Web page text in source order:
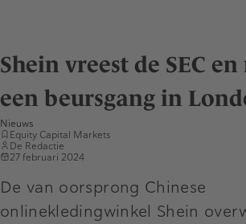
Shein vreest de SEC
een beursgang in
Nieuws
Equity Capital Markets
De Redactie
27 februari 2024
De van oorsprong Chinese
onlinekledingwinkel Shein